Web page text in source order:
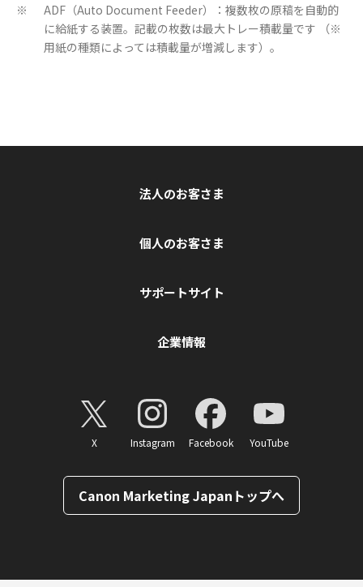
※
ADF（Auto Document Feeder）：複数枚の原稿を自動的
に給紙する装置。記載の枚数は最大トレー積載量です （※
用紙の種類によっては積載量が増減します）。
法人のお客さま
個人のお客さま
サポートサイト
企業情報
X Instagram Facebook YouTube
Canon Marketing Japanトップへ